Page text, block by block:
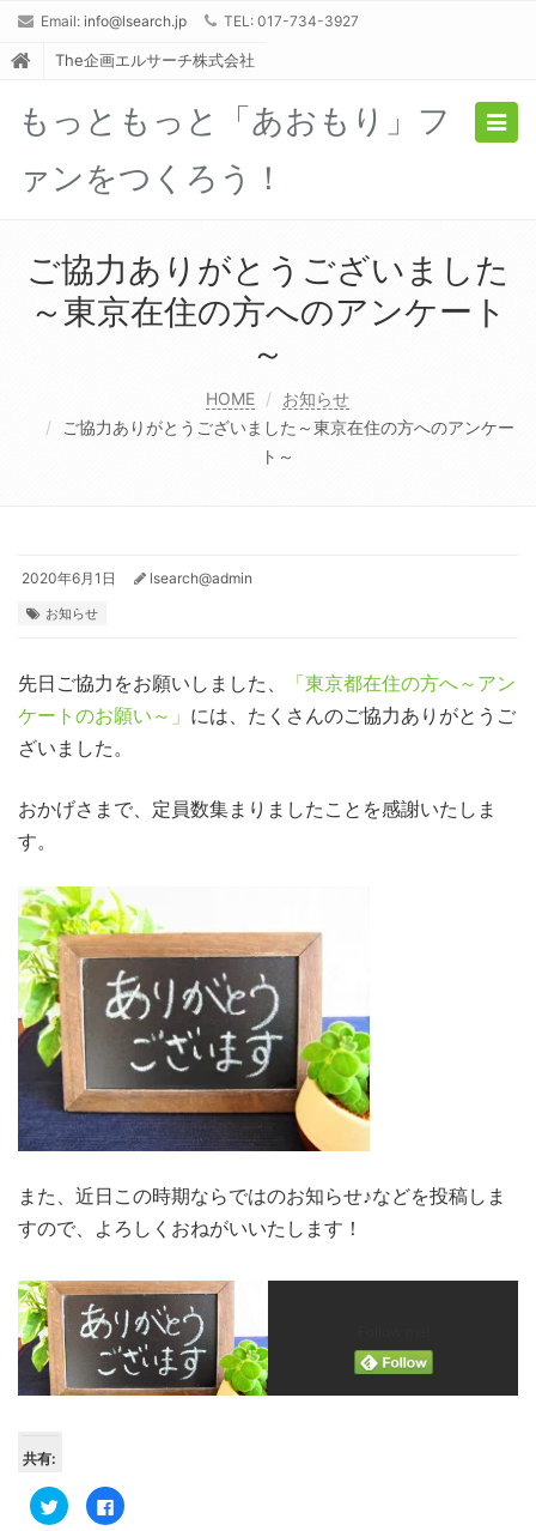
Email: info@lsearch.jp TEL: 017-734-3927
The企画エルサーチ株式会社
もっともっと「あおもり」フ
ァンをつくろう！
ご協力ありがとうございました
～東京在住の方へのアンケート
～
HOME
お知らせ
ご協力ありがとうございました～東京在住の方へのアンケー
ト～
2020年6月1日 lsearch@admin
お知らせ
先日ご協力をお願いしました、
「東京都在住の方へ～アン
ケートのお願い～」 には、たくさんのご協力ありがとうご
ざいました。
おかげさまで、定員数集まりましたことを感謝いたしま
す。
また、近日この時期ならではのお知らせ♪などを投稿しま
すので、よろしくおねがいいたします！
共有:
ク
リ
Facebook
で